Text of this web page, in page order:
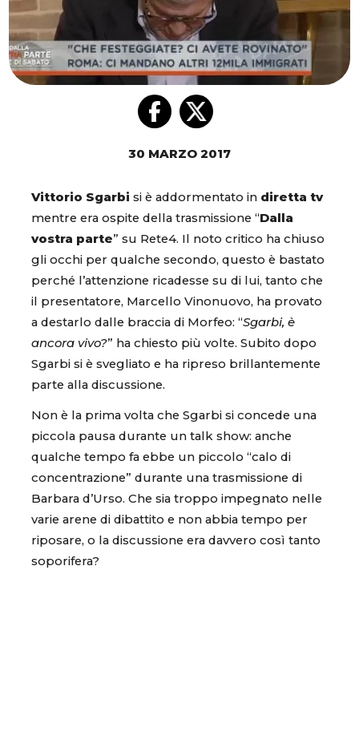
30 MARZO 2017
Vittorio Sgarbi si è addormentato in diretta tv
mentre era ospite della trasmissione “Dalla
vostra parte” su Rete4. Il noto critico ha chiuso
gli occhi per qualche secondo, questo è bastato
perché l’attenzione ricadesse su di lui, tanto che
il presentatore, Marcello Vinonuovo, ha provato
a destarlo dalle braccia di Morfeo: “Sgarbi, è
ancora vivo?” ha chiesto più volte. Subito dopo
Sgarbi si è svegliato e ha ripreso brillantemente
parte alla discussione.
Non è la prima volta che Sgarbi si concede una
piccola pausa durante un talk show: anche
qualche tempo fa ebbe un piccolo “calo di
concentrazione” durante una trasmissione di
Barbara d’Urso. Che sia troppo impegnato nelle
varie arene di dibattito e non abbia tempo per
riposare, o la discussione era davvero così tanto
soporifera?